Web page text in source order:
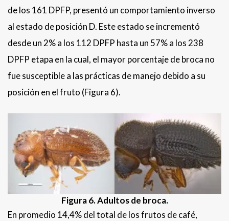
de los 161 DPFP, presentó un comportamiento inverso
al estado de posición D. Este estado se incrementó
desde un 2% a los 112 DPFP hasta un 57% a los 238
DPFP etapa en la cual, el mayor porcentaje de broca no
fue susceptible a las prácticas de manejo debido a su
posición en el fruto (Figura 6).
Figura 6. Adultos de broca.
En promedio 14,4% del total de los frutos de café,